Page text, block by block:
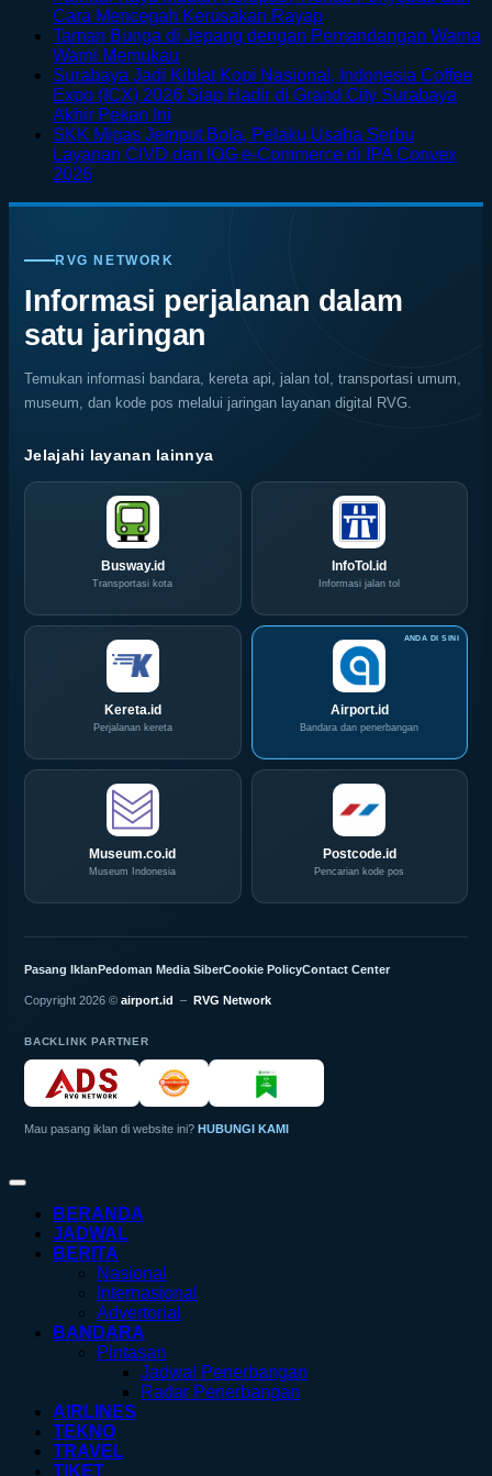
on
Menikmati
Petualangan
Bali
Rafting
di
Ubud
Cara Mencegah Kerusakan RayapNo
Comments
Furnitur
Kayu
Keropos?
Kenali
Cara
Taman Bunga di Jepang dengan Pemandangan Warna
Warni Memukau
Comments
on
Bunga
di
Pemandangan
Surabaya Jadi Kiblat Kopi Nasional, Indonesia Coffee
Expo (ICX) 2026 Siap Hadir di Grand City Surabaya
Akhir Pekan Ini
Comments
on
Kiblat
Nasional,
Indonesia
Coffee
Expo
(ICX)
2026
Siap
Hadir
di
City
Surabaya
Akhir
SKK Migas Jemput Bola, Pelaku Usaha Serbu
Layanan CIVD dan IOG e-Commerce di IPA Convex
2026No
on
Migas
Jemput
Bola,
Pelaku
Usaha
Serbu
Layanan
CIVD
dan
e-
Commerce
di
IPA
Convex
2026
RVG NETWORK
Informasi perjalanan dalam
satu jaringan
Temukan informasi bandara, kereta api, jalan tol, transportasi umum,
museum, dan kode pos melalui jaringan layanan digital RVG.
Jelajahi layanan lainnya
Busway.id
Transportasi kota
InfoTol.id
Informasi jalan tol
Kereta.id
Perjalanan kereta
Airport.id
Bandara dan penerbangan
Museum.co.id
Museum Indonesia
Postcode.id
Pencarian kode pos
Pasang IklanPedoman Media SiberCookie PolicyContact Center
Copyright 2026 © airport.id – RVG Network
BACKLINK PARTNER
Mau pasang iklan di website ini? HUBUNGI KAMI
BERANDA
JADWAL
BERITA
Nasional
Internasional
Advertorial
BANDARA
Pintasan
Jadwal Penerbangan
Radar Penerbangan
AIRLINES
TEKNO
TRAVEL
TIKET